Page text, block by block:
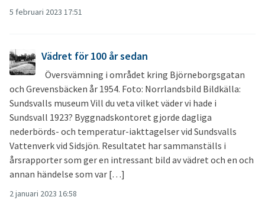
5 februari 2023 17:51
Vädret för 100 år sedan
Översvämning i området kring Björneborgsgatan
och Grevensbäcken år 1954. Foto: Norrlandsbild Bildkälla:
Sundsvalls museum Vill du veta vilket väder vi hade i
Sundsvall 1923? Byggnadskontoret gjorde dagliga
nederbörds- och temperatur-iakttagelser vid Sundsvalls
Vattenverk vid Sidsjön. Resultatet har sammanställs i
årsrapporter som ger en intressant bild av vädret och en och
annan händelse som var […]
2 januari 2023 16:58